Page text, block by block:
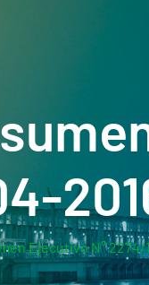
Ejecutivo N°